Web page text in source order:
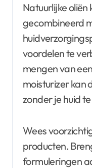
Natuurlijke
gecombineerd
voordelen te
mengen van
moisturizer kan
zonder je huid
Wees
producten.
formuleringen